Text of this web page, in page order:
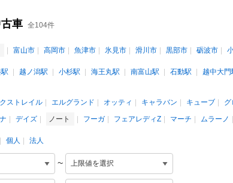
車 全104件
富山市 高岡市 魚津市 氷見市 滑川市 黒部市 砺波市
越ノ潟駅 小杉駅 海王丸駅 南富山駅 石動駅 越中大門
ストレイル エルグランド オッティ キャラバン キューブ グ
デイズ ノート フーガ フェアレディZ マーチ ムラーノ
個人 法人
~